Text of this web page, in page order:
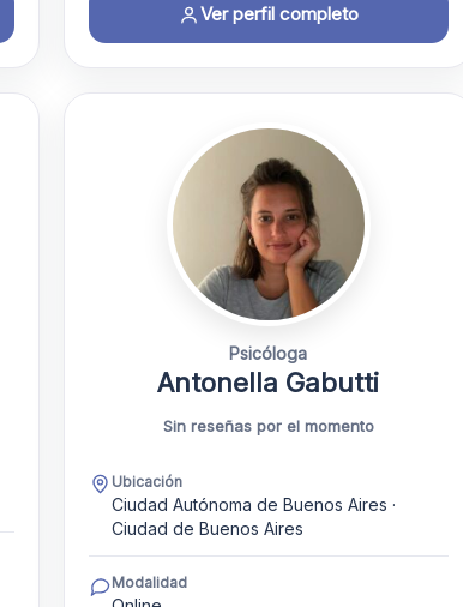
Ver perfil completo
Psicóloga
Antonella Gabutti
Sin reseñas por el momento
Ubicación
Ciudad Autónoma de Buenos Aires ·
Ciudad de Buenos Aires
Modalidad